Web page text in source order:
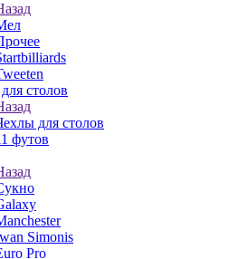
столов
для столов
футов
Simonis
Pro